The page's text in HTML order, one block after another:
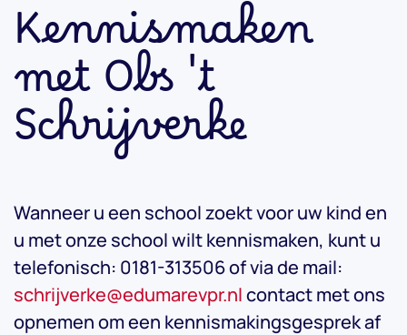
Kennismaken
met Obs 't
Schrijverke
Wanneer u een school zoekt voor uw kind en
u met onze school wilt kennismaken, kunt u
telefonisch: 0181-313506 of via de mail:
schrijverke@edumarevpr.nlcontact met ons
opnemen om een kennismakingsgesprek af